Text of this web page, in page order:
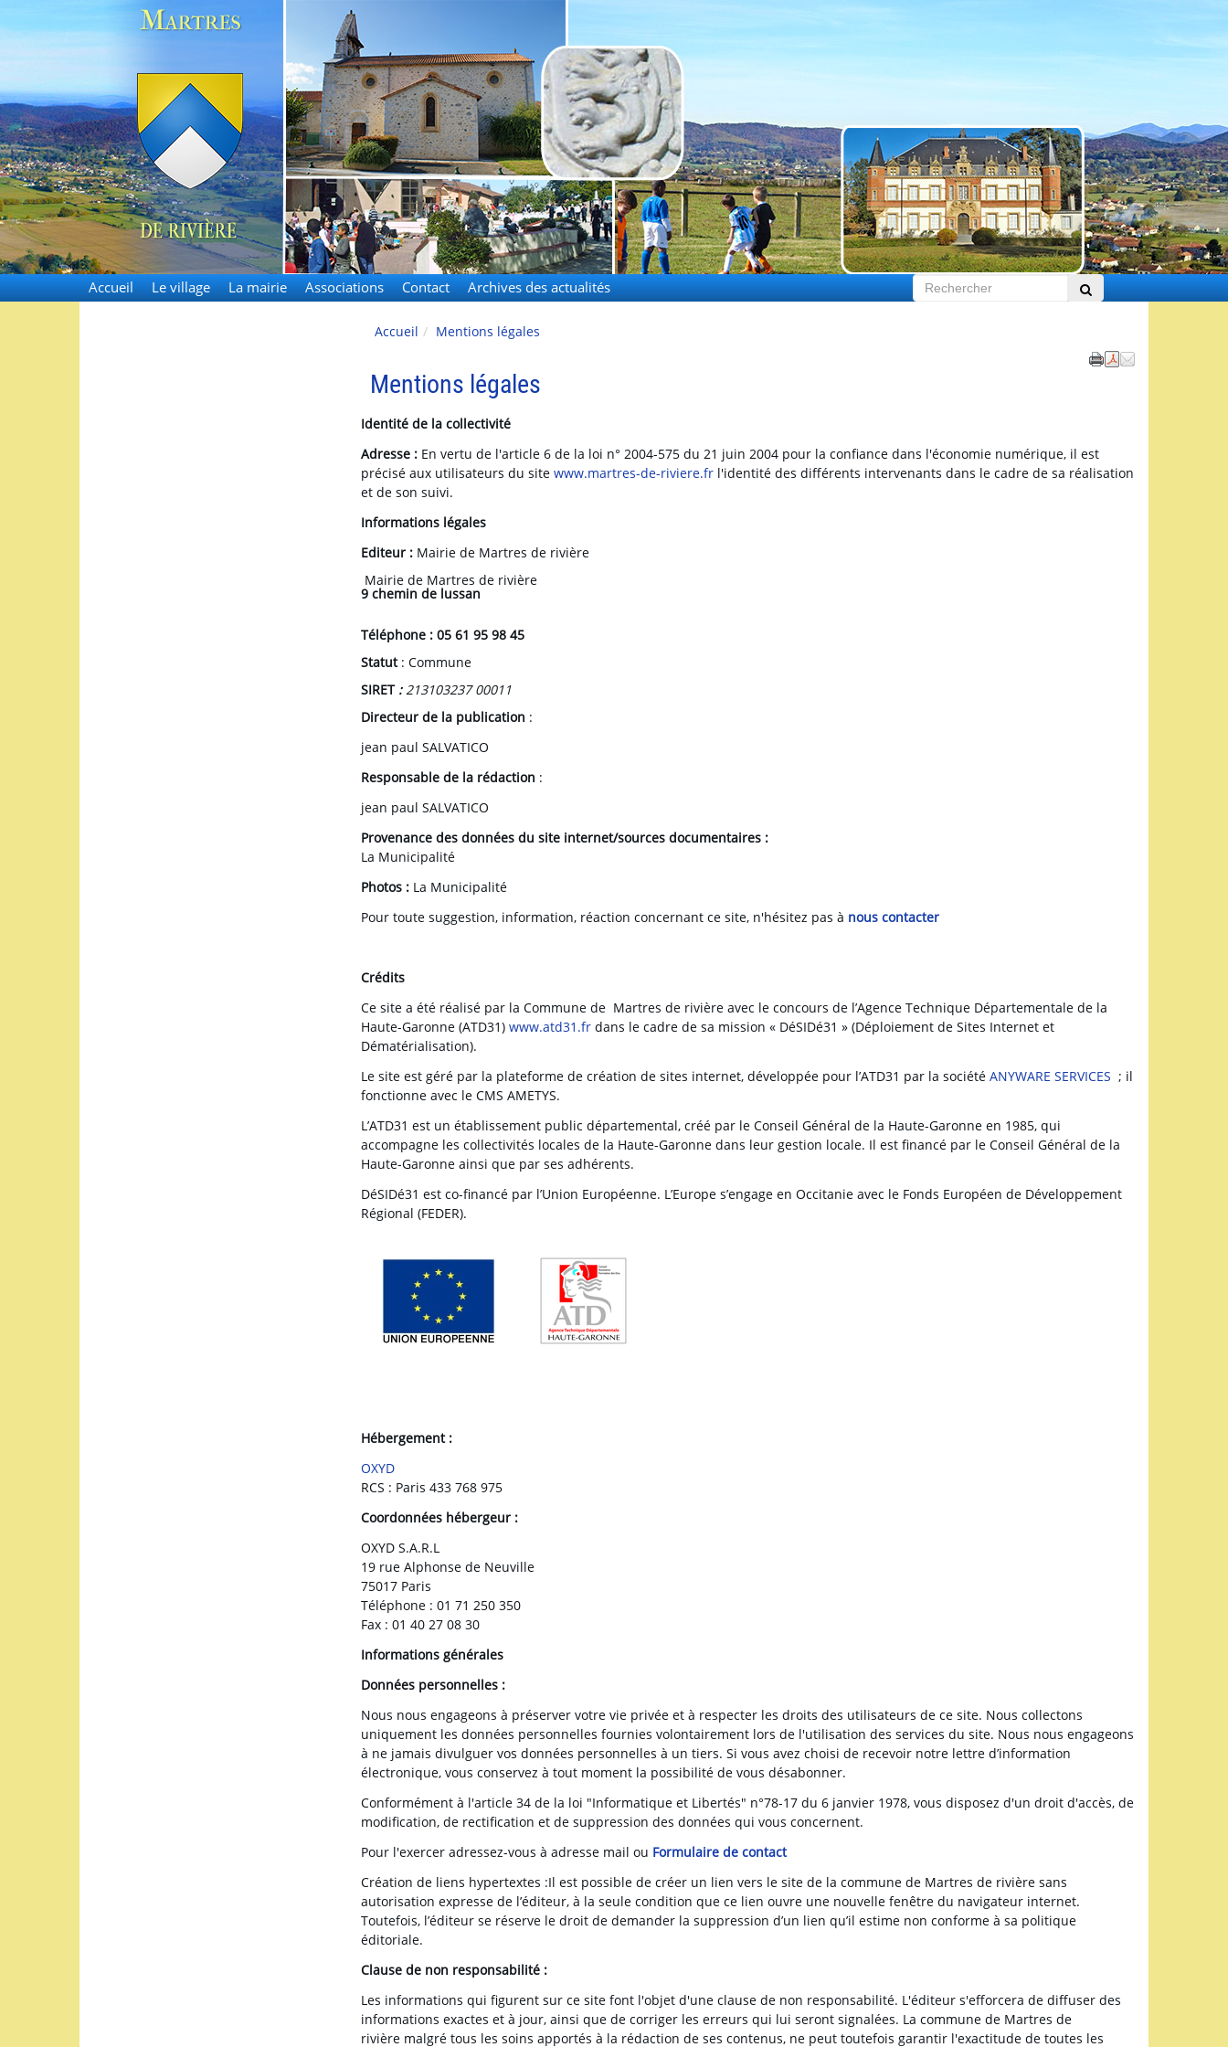
Martres-de-Rivière
Accueil Le village La mairie Associations Contact Archives des actualités
Accueil Mentions légales
Mentions légales
Identité de la collectivité
Adresse :En vertu de l'article 6 de la loi n° 2004-575 du 21 juin 2004 pour la confiance dans l'économie numérique, il est
précisé aux utilisateurs du site www.martres-de-riviere.frl'identité des différents intervenants dans le cadre de sa réalisation
et de son suivi.
Informations légales
Editeur : Mairie de Martres de rivière
Mairie de Martres de rivière
9 chemin de lussan
Téléphone : 05 61 95 98 45
Statut: Commune
SIRET:213103237 00011
Directeur de la publication :
jean paul SALVATICO
Responsable de la rédaction :
jean paul SALVATICO
Provenance des données du site internet/sources documentaires :
La Municipalité
Photos : La Municipalité
Pour toute suggestion, information, réaction concernant ce site, n'hésitez pas à nous contacter
Crédits
Ce site a été réalisé par la Commune de Martres de rivière avec le concours de l’Agence Technique Départementale de la
Haute-Garonne (ATD31) www.atd31.frdans le cadre de sa mission « DéSIDé31 » (Déploiement de Sites Internet et
Dématérialisation).
Le site est géré par la plateforme de création de sites internet, développée pour l’ATD31 par la société ANYWARE SERVICES ; il
fonctionne avec le CMS AMETYS.
L’ATD31 est un établissement public départemental, créé par le Conseil Général de la Haute-Garonne en 1985, qui
accompagne les collectivités locales de la Haute-Garonne dans leur gestion locale. Il est financé par le Conseil Général de la
Haute-Garonne ainsi que par ses adhérents.
DéSIDé31 est co-financé par l’Union Européenne. L’Europe s’engage en Occitanie avec le Fonds Européen de Développement
Régional (FEDER).
Hébergement :
OXYD
RCS : Paris 433 768 975
Coordonnées hébergeur :
OXYD S.A.R.L
19 rue Alphonse de Neuville
75017 Paris
Téléphone : 01 71 250 350
Fax : 01 40 27 08 30
Informations générales
Données personnelles :
Nous nous engageons à préserver votre vie privée et à respecter les droits des utilisateurs de ce site. Nous collectons
uniquement les données personnelles fournies volontairement lors de l'utilisation des services du site. Nous nous engageons
à ne jamais divulguer vos données personnelles à un tiers. Si vous avez choisi de recevoir notre lettre d’information
électronique, vous conservez à tout moment la possibilité de vous désabonner.
Conformément à l'article 34 de la loi "Informatique et Libertés" n°78-17 du 6 janvier 1978, vous disposez d'un droit d'accès, de
modification, de rectification et de suppression des données qui vous concernent.
Pour l'exercer adressez-vous à adresse mail ou Formulaire de contact
Création de liens hypertextes :Il est possible de créer un lien vers le site de la commune de Martres de rivière sans
autorisation expresse de l’éditeur, à la seule condition que ce lien ouvre une nouvelle fenêtre du navigateur internet.
Toutefois, l’éditeur se réserve le droit de demander la suppression d’un lien qu’il estime non conforme à sa politique
éditoriale.
Clause de non responsabilité :
Les informations qui figurent sur ce site font l'objet d'une clause de non responsabilité. L'éditeur s'efforcera de diffuser des
informations exactes et à jour, ainsi que de corriger les erreurs qui lui seront signalées. La commune de Martres de
rivière malgré tous les soins apportés à la rédaction de ses contenus, ne peut toutefois garantir l'exactitude de toutes les